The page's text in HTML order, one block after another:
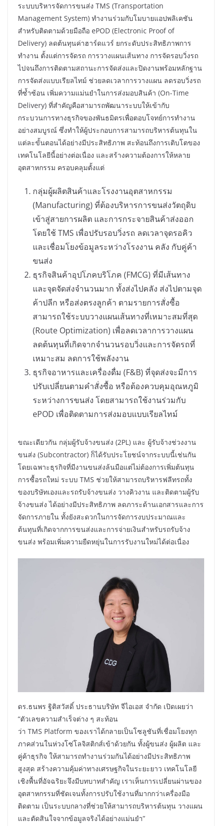
ระบบบริหารจัดการขนส่ง TMS (Transportation
Management System) ทำงานร่วมกับโมบายแอปพลิเคชัน
สำหรับติดตามด้วยมือถือ ePOD (Electronic Proof of
Delivery) ลดต้นทุนค่าฮาร์ดแวร์ ยกระดับประสิทธิภาพการ
ทำงาน ตั้งแต่การจัดรถ การวางแผนเส้นทาง การจัดรอบวิ่งรถ
ไปจนถึงการติดตามสถานะการจัดส่งและปิดงานพร้อมหลักฐาน
การจัดส่งแบบเรียลไทม์ ช่วยลดเวลาการวางแผน ลดรอบวิ่งรถ
ที่ซ้ำซ้อน เพิ่มความแม่นยำในการส่งมอบสินค้า (On-Time
Delivery) ที่สำคัญคือสามารถพัฒนาระบบให้เข้ากับ
กระบวนการทางธุรกิจของพันธมิตรเพื่อตอบโจทย์การทำงาน
อย่างสมบูรณ์ ซึ่งทำให้ผู้ประกอบการสามารถบริหารต้นทุนใน
แต่ละขั้นตอนได้อย่างมีประสิทธิภาพ สะท้อนถึงการเติบโตของ
เทคโนโลยีนี้อย่างต่อเนื่อง และสร้างความต้องการให้หลาย
อุตสาหกรรม ครอบคลุมตั้งแต่
กลุ่มผู้ผลิตสินค้าและโรงงานอุตสาหกรรม
(Manufacturing) ที่ต้องบริหารการขนส่งวัตถุดิบ
เข้าสู่สายการผลิต และการกระจายสินค้าส่งออก
โดยใช้ TMS เพื่อปรับรอบวิ่งรถ ลดเวลาจุดรอคิว
และเชื่อมโยงข้อมูลระหว่างโรงงาน คลัง กับคู่ค้า
ขนส่ง
ธุรกิจสินค้าอุปโภคบริโภค (FMCG) ที่มีเส้นทาง
และจุดจัดส่งจำนวนมาก ทั้งส่งไปคลัง ส่งไปตามจุด
ค้าปลีก หรือส่งตรงลูกค้า ตามรายการสั่งซื้อ
สามารถใช้ระบบวางแผนเส้นทางที่เหมาะสมที่สุด
(Route Optimization) เพื่อลดเวลาการวางแผน
ลดต้นทุนที่เกิดจากจำนวนรอบวิ่งและการจัดรถที่
เหมาะสม ลดการใช้พลังงาน
ธุรกิจอาหารและเครื่องดื่ม (F&B) ที่จุดส่งจะมีการ
ปรับเปลี่ยนตามคำสั่งซื้อ หรือต้องควบคุมอุณหภูมิ
ระหว่างการขนส่ง โดยสามารถใช้งานร่วมกับ
ePOD เพื่อติดตามการส่งมอบแบบเรียลไทม์
ขณะเดียวกัน กลุ่มผู้รับจ้างขนส่ง (2PL) และ ผู้รับจ้างช่วงงาน
ขนส่ง (Subcontractor) ก็ได้รับประโยชน์จากระบบนี้เช่นกัน
โดยเฉพาะธุรกิจที่มีงานขนส่งล้นมือแต่ไม่ต้องการเพิ่มต้นทุน
การซื้อรถใหม่ ระบบ TMS ช่วยให้สามารถบริหารฟลีทรถทั้ง
ของบริษัทเองและรถรับจ้างขนส่ง วางคิวงาน และติดตามผู้รับ
จ้างขนส่ง ได้อย่างมีประสิทธิภาพ ลดภาระด้านเอกสารและการ
จัดการภายใน ทั้งยังสะดวกในการจัดการงบประมาณและ
ต้นทุนที่เกิดจากการขนส่งและการจ่ายเงินสำหรับรถรับจ้าง
ขนส่ง พร้อมเพิ่มความยืดหยุ่นในการรับงานใหม่ได้ต่อเนื่อง
ดร.ธนพร ฐิติสวัสดิ์ ประธานบริษัท จีไอเอส จำกัด เปิดเผยว่า
“ตัวเลขความสำเร็จต่าง ๆ สะท้อน
ว่า TMS Platform ของเราได้กลายเป็นโซลูชันที่เชื่อมโยงทุก
ภาคส่วนในห่วงโซ่โลจิสติกส์เข้าด้วยกัน ทั้งผู้ขนส่ง ผู้ผลิต และ
คู่ค้าธุรกิจ ให้สามารถทำงานร่วมกันได้อย่างมีประสิทธิภาพ
สูงสุด สร้างความคุ้มค่าทางเศรษฐกิจในระยะยาว เทคโนโลยี
เชิงพื้นที่อัจฉริยะจึงมีบทบาทสำคัญ เราเห็นการเปลี่ยนผ่านของ
อุตสาหกรรมที่ชัดเจนทั้งการปรับใช้งานที่มากกว่าเครื่องมือ
ติดตาม เป็นระบบกลางที่ช่วยให้สามารถบริหารต้นทุน วางแผน
และตัดสินใจจากข้อมูลจริงได้อย่างแม่นยำ”